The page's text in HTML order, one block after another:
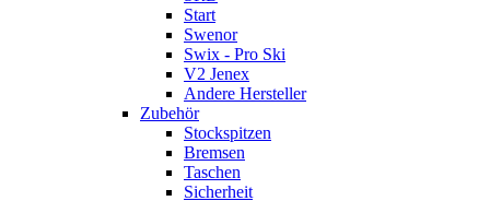
Start
Swenor
Swix - Pro Ski
V2 Jenex
Andere Hersteller
Zubehör
Stockspitzen
Bremsen
Taschen
Sicherheit